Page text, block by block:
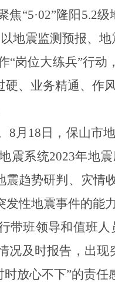
焦“5·02”隆阳 5.2级
以地震监测预报、
“岗位大练兵”行动
硬、业务精通、作
8月 18 日，保山市
震系统2023年地
趋势研判、灾情
性地震事件的能力
带班领导和值班人
况及时报告，出
时放心不下”的责任